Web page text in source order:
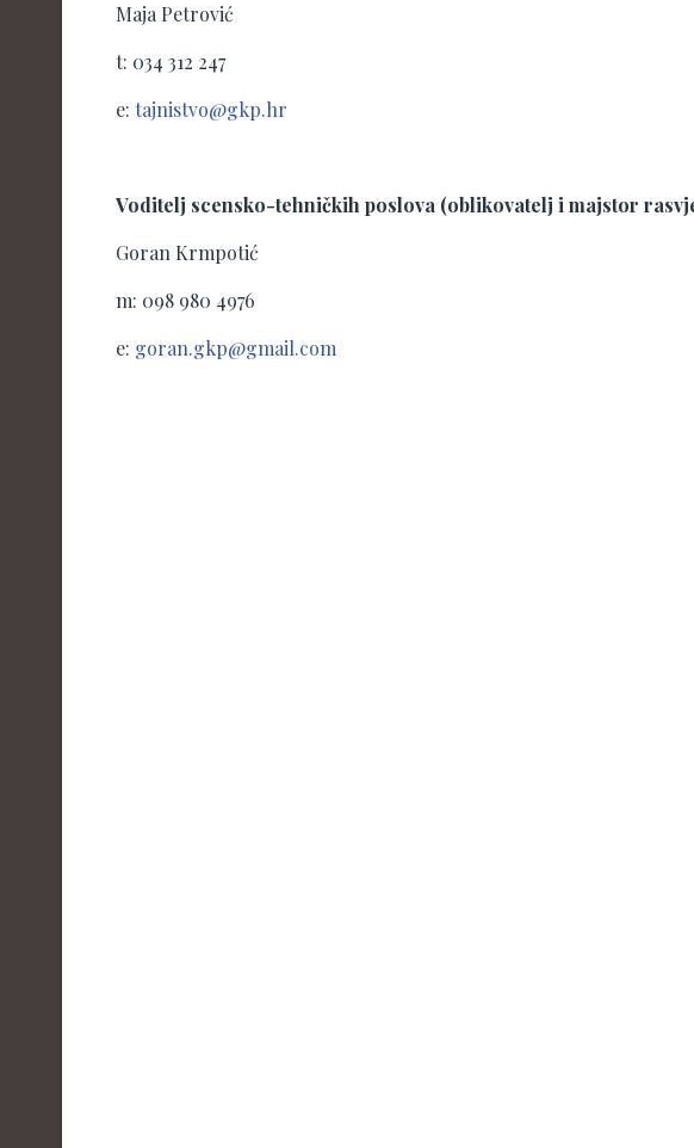
Maja Petrović
t: 034 312 247
e: tajnistvo@gkp.hr
Voditelj scensko-tehničkih poslova (oblikovatelj i majstor
Goran Krmpotić
m: 098 980 4976
e: goran.gkp@gmail.com